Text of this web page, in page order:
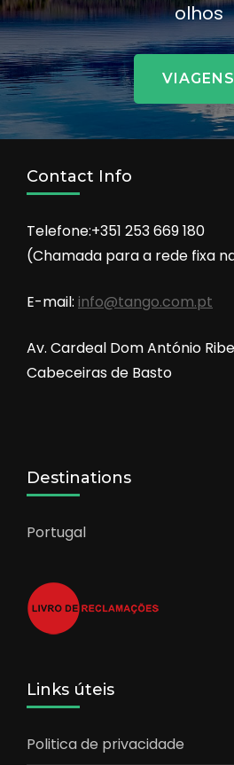
olhos
VIAGENS
Contact Info
Telefone:+351 253 669 180
(Chamada para a rede fixa
E-mail: info@tango.com.pt
Av. Cardeal Dom António
Cabeceiras de Basto
Destinations
Portugal
Links úteis
Politica de privacidade